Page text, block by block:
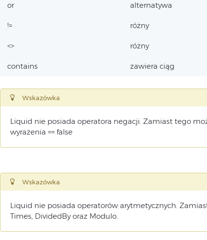
or alternatywa
!= różny
<> różny
contains zawiera ciąg
Wskazówka
Liquid nie posiada operatora negacji. Zamiast tego
wyrażenia == false
Wskazówka
Liquid nie posiada operatorów arytmetycznych.
Times, DividedBy oraz Modulo.